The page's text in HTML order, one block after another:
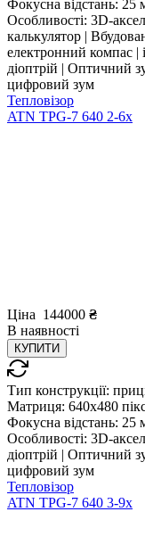
Фокусна відстань: 25
Особливості: 3D-
калькулятор |
електронний компас |
діоптрій | Оптичний
цифровий зум
Тепловізор
ATN TPG-7 640 2-6x
Ціна 144000 ₴
В наявності
КУПИТИ
Тип конструкції:
Матриця: 640x480
Фокусна відстань: 25
Особливості: 3D-
діоптрій | Оптичний
цифровий зум
Тепловізор
ATN TPG-7 640 3-9x